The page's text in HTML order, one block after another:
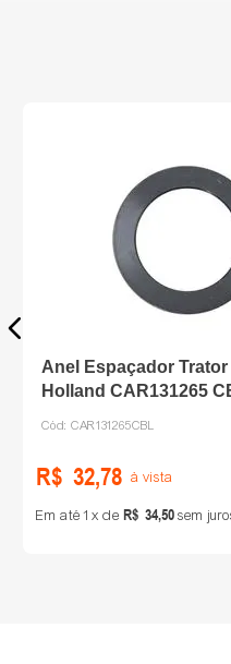
Anel Espaçador Trator
Holland CAR131265
Cód: CAR131265CBL
R$ 32,78 à vista
Em até1 de R$ 34,50sem